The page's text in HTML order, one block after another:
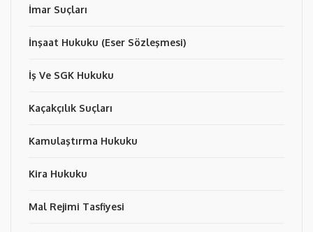
İmar Suçları
İnşaat Hukuku (Eser Sözleşmesi)
İş Ve SGK Hukuku
Kaçakçılık Suçları
Kamulaştırma Hukuku
Kira Hukuku
Mal Rejimi Tasfiyesi